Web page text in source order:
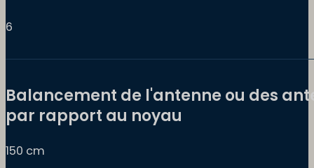
6
Balancement de l'antenne ou des
par rapport au noyau
150 cm